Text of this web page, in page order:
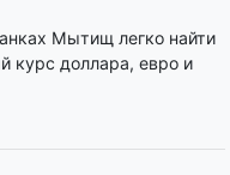
Мытищ легко найти
курс доллара, евро и